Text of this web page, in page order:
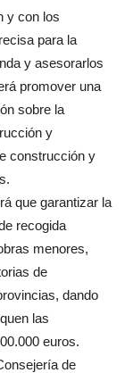
y con los
para la
y asesorarlos
promover una
sobre la
y
construcción y
que garantizar la
recogida
menores,
de
dando
las
euros.
de